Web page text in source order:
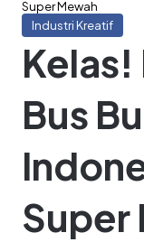
Super Mewah
Industri Kreatif
Kelas!
Bus
Super